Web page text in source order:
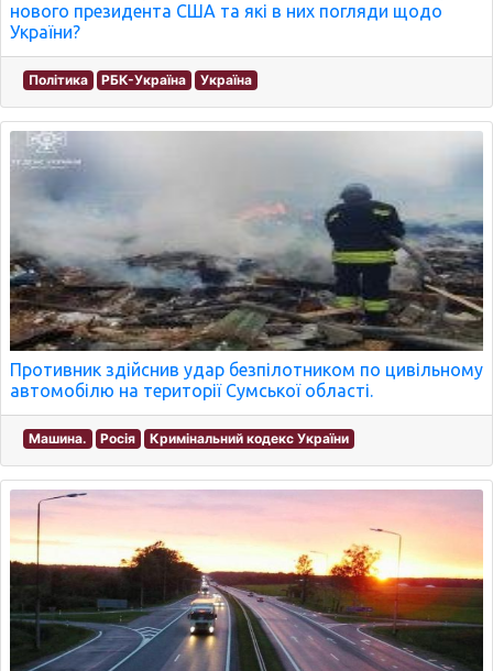
нового президента США та які в них погляди щодо
України?
Політика РБК-Україна Україна
Противник здійснив удар безпілотником по цивільному
автомобілю на території Сумської області.
Машина. Росія Кримінальний кодекс України